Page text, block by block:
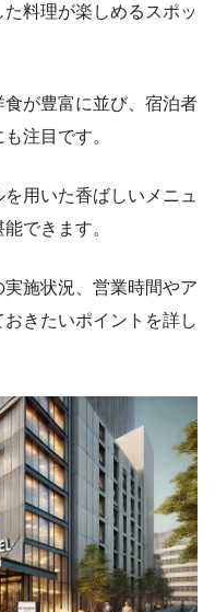
料理が楽しめるスポッ
が豊富に並び、宿泊者
注目です。
用いた香ばしいメニュ
できます。
施状況、営業時間やア
きたいポイントを詳し